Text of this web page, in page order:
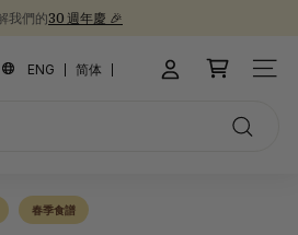
停
我們的30 週年慶 🎉
ENG 简体 網站
春季食譜